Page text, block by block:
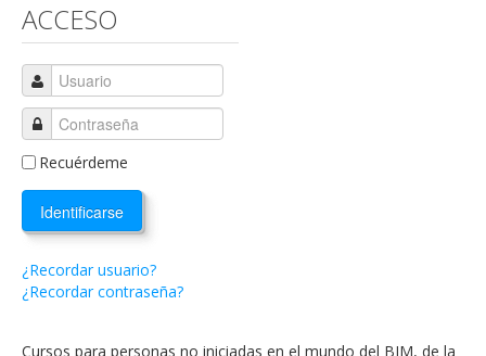
ACCESO
Recuérdeme
Identificarse
¿Recordar usuario?
¿Recordar contraseña?
Cursos para personas no iniciadas en el mundo del BIM, de la